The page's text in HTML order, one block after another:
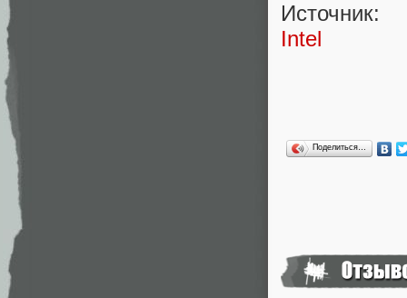
Источник:
Intel
Поделиться…